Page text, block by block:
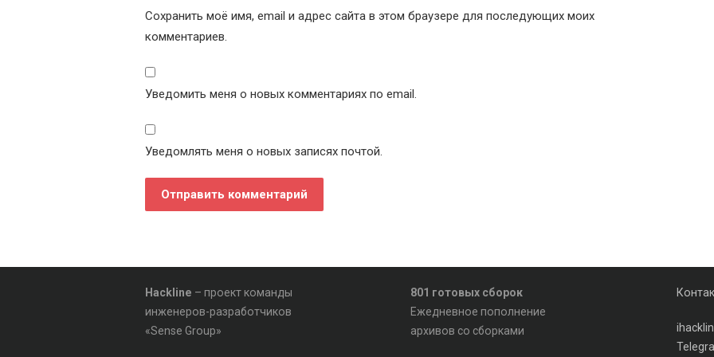
Сохранить моё имя, email и адрес сайта в этом браузере для последующих моих
комментариев.
Уведомить меня о новых комментариях по email.
Уведомлять меня о новых записях почтой.
Hackline – проект команды
инженеров-разработчиков
«Sense Group»
801 готовых сборок
Ежедневное пополнение
архивов со сборками